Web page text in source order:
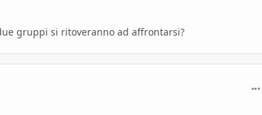
gruppi si ritoveranno ad affrontarsi?